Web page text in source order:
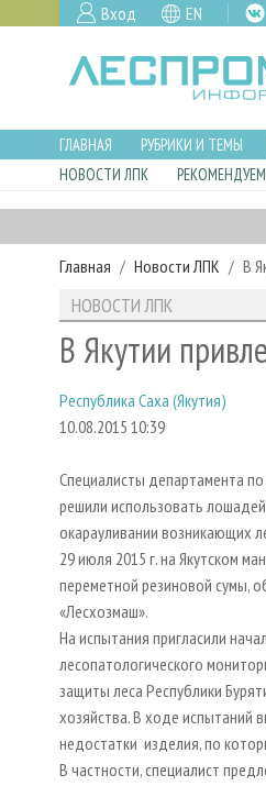
Вход EN
ГЛАВНАЯ РУБРИКИ И ТЕМЫ
НОВОСТИ ЛПК
Главная Новости ЛПК В
НОВОСТИ ЛПК
В Якутии
Республика Саха (Якутия)
10.08.2015 10:39
Специалисты департамента
решили использовать
окарауливании возникающих
29 июля 2015 г. на Якутском
переметной резиновой сумы,
«Лесхозмаш».
На испытания пригласили
лесопатологического
защиты леса Республики
хозяйства. В ходе испытаний
недостатки изделия, по
В частности, специалист